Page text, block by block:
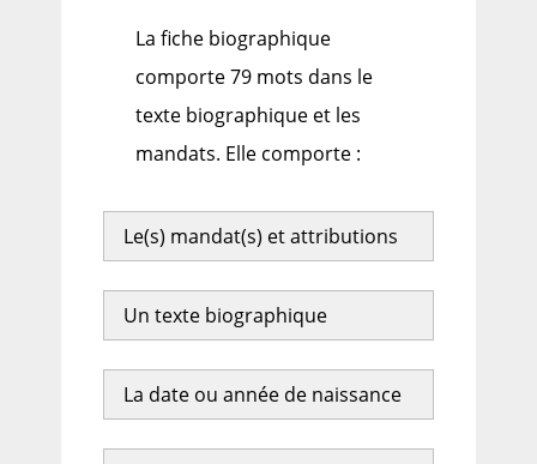
La fiche biographique
comporte 79 mots dans le
texte biographique et les
mandats. Elle comporte :
Le(s) mandat(s) et attributions
Un texte biographique
La date ou année de naissance